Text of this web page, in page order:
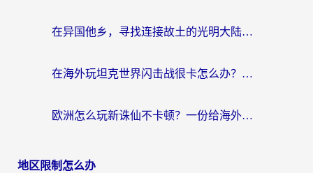
在异国他乡，寻找连接故土的光明大陆免费加速器
在海外玩坦克世界闪击战很卡怎么办？老玩家亲测有效的加速器选择指南
欧洲怎么玩新诛仙不卡顿？一份给海外游子的国服游戏畅玩指南
地区限制怎么办